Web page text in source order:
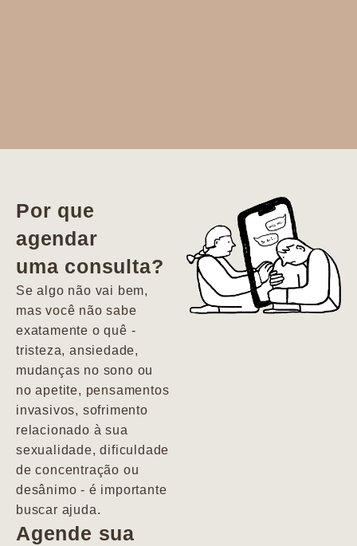
vida. Ela me
encontrou num
estado misto de
depressão e
agitação com
pensamentos
Por que
agendar
uma consulta?
Se algo não vai bem,
mas você não sabe
exatamente o quê -
tristeza, ansiedade,
mudanças no sono ou
no apetite, pensamentos
invasivos, sofrimento
relacionado à sua
sexualidade, dificuldade
de concentração ou
desânimo - é importante
buscar ajuda.
Agende sua